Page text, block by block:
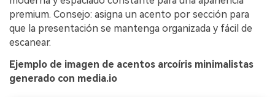
premium. Consejo: asigna un acento por sección para
que la presentación se mantenga organizada y fácil de
escanear.
Ejemplo de imagen de acentos arcoíris minimalistas
generado con media.io